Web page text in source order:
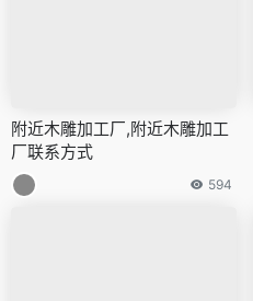
附近木雕加工厂,附近木雕加工
厂联系方式
594